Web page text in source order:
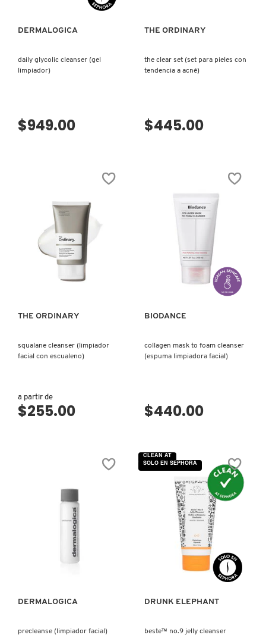
REDKEN
SEPHORA FAVORITES
SHISEIDO
SKIN 1004
SMASHBOX
THE INKEY LIST
THE ORDINARY
DERMALOGICA
daily glycolic cleanser (gel
limpiador)
$949.00
THE ORDINARY
the clear set (set para pieles con
tendencia a acné)
$445.00
VISTA RÁPIDA
THE ORDINARY
squalane cleanser (limpiador
facial con escualeno)
a partir de
$255.00
VISTA RÁPIDA
BIODANCE
collagen mask to foam cleanser
(espuma limpiadora facial)
$440.00
VISTA RÁPIDA
DERMALOGICA
precleanse (limpiador facial)
VISTA RÁPIDA
DRUNK ELEPHANT
beste™ no.9 jelly cleanser
CLEAN AT
SOLO EN SEPHORA